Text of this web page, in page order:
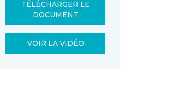
TÉLÉCHARGER LE
DOCUMENT
VOIR LA VIDÉO